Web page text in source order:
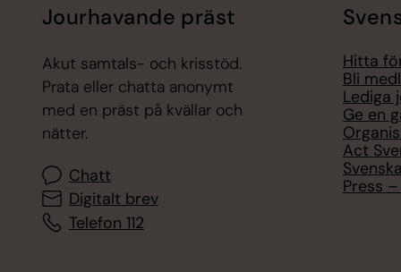
Jourhavande präst
Akut samtals- och krisstöd.
Prata eller chatta anonymt
med en präst på kvällar och
nätter.
Chatt
Digitalt brev
Telefon 112
Hitta
Bli
Lediga
Ge en
Act
Press